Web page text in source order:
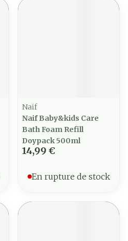
Naif
Naif Baby&kids Care
Bath Foam Refill
Doypack 500ml
14,99 €
En rupture de stock